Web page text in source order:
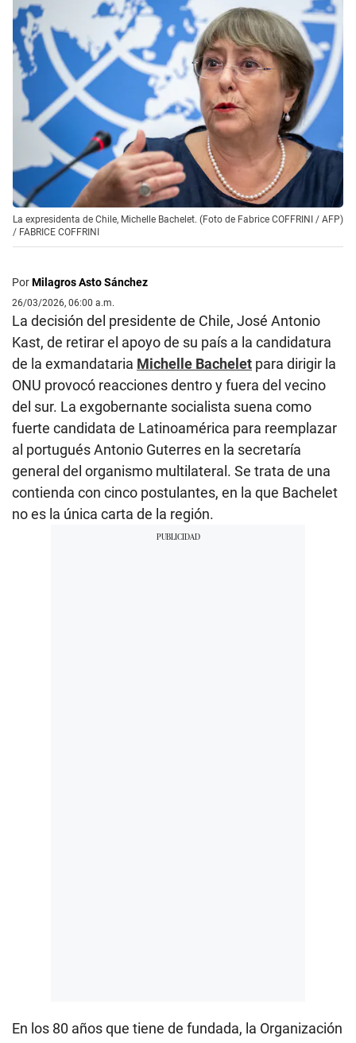
La expresidenta de Chile, Michelle Bachelet. (Foto de Fabrice COFFRINI / AFP)
/ FABRICE COFFRINI
PorMilagros Asto Sánchez
26/03/2026, 06:00 a.m.
La decisión del presidente de Chile, José Antonio
Kast, de retirar el apoyo de su país a la candidatura
de la exmandataria Michelle Bachelet para dirigir la
ONU provocó reacciones dentro y fuera del vecino
del sur. La exgobernante socialista suena como
fuerte candidata de Latinoamérica para reemplazar
al portugués Antonio Guterres en la secretaría
general del organismo multilateral. Se trata de una
contienda con cinco postulantes, en la que Bachelet
no es la única carta de la región.
En los 80 años que tiene de fundada, la Organización